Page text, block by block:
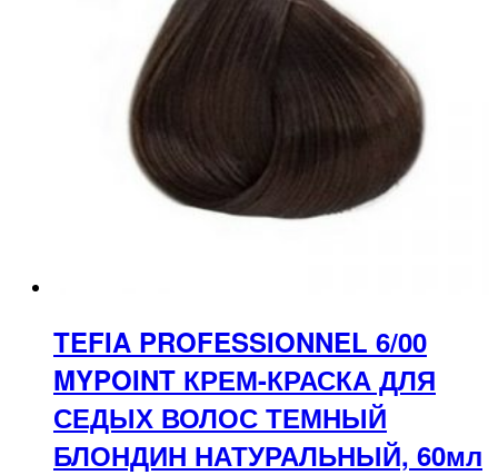
TEFIA PROFESSIONNEL 6/00
MYPOINT КРЕМ-КРАСКА ДЛЯ
СЕДЫХ ВОЛОС ТЕМНЫЙ
БЛОНДИН НАТУРАЛЬНЫЙ, 60мл